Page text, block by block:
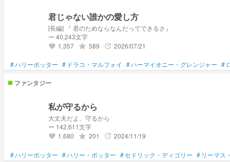
君じゃない誰かの愛し方
[長編] 『 君のためならなんだってできるさ』
ー 40,243文字
favorite 1,357 grade 589 update 2026/07/21
#ハリーポッター # ドラコ・マルフォイ #ハーマイオニー・グレンジャー #
ファンタジー
私が守るから
大丈夫だよ、守るから
ー 142,611文字
favorite 1,680 grade 201 update 2024/11/19
#ハリーポッター #ハリー・ポッター #セドリック・ディゴリー # リーマス